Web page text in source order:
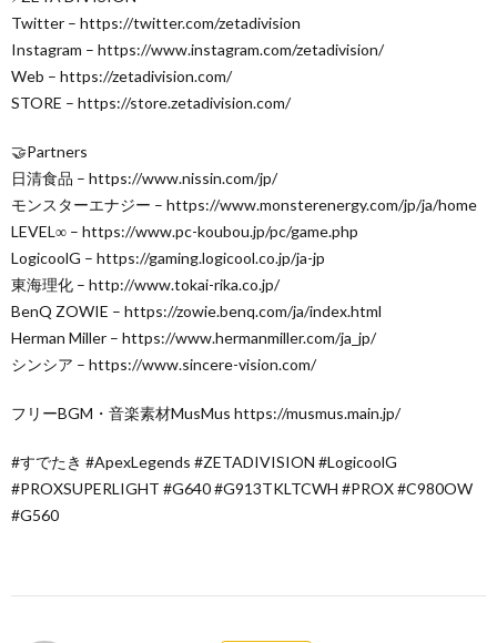
Twitter – https://twitter.com/zetadivision
Instagram – https://www.instagram.com/zetadivision/
Web – https://zetadivision.com/
STORE – https://store.zetadivision.com/
🤝Partners
日清食品 – https://www.nissin.com/jp/
モンスターエナジー – https://www.monsterenergy.com/jp/ja/home
LEVEL∞ – https://www.pc-koubou.jp/pc/game.php
LogicoolG – https://gaming.logicool.co.jp/ja-jp
東海理化 – http://www.tokai-rika.co.jp/
BenQ ZOWIE – https://zowie.benq.com/ja/index.html
Herman Miller – https://www.hermanmiller.com/ja_jp/
シンシア – https://www.sincere-vision.com/
フリーBGM・音楽素材MusMus https://musmus.main.jp/
#すでたき #ApexLegends #ZETADIVISION #LogicoolG
#PROXSUPERLIGHT #G640 #G913TKLTCWH #PROX #C980OW
#G560